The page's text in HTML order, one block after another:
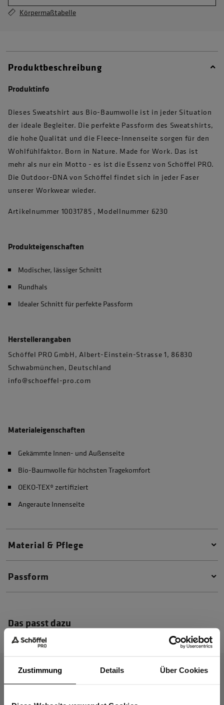
Zustimmung Details Über Cookies
Körpermaßtabelle
Produktbeschreibung
Produktinfo
Dieses Sweatshirt aus Bio-Baumwolle ist in jeder Situation
der ideale Begleiter. Die perfekte Passform des Sweatshirts,
die hohe Qualität und die Fleece-Innenseite sorgen für den
Wohlfühlfaktor. Born in Nature. Made for Work. Das ist
mehr als nur ein Motto - es ist die Essenz von Schöffel PRO.
Die Outdoor-DNA von Schöffel findet sich in jeder Faser
unserer Workwear wieder.
Artikelnummer 10031785 , Modellnummer 6230
Produkteigenschaften
Modischer, lässiger Schnitt
Rundhals
Idealer Schnitt für perfekte Passform
Herstellerangaben
Schöffel PRO GmbH, Albert-Einstein-Strasse 1, 86830
Schwabmünchen, Deutschland
info@schoeffel-pro.com
Materialeigenschaften
Gekämmte Innen- und Außenseite
Bio-Baumwolle für höchsten Tragekomfort
OEKO-TEX® zertifiziert
Angeraute Innenseite
Material & Pflege
Passform
Das passt dazu